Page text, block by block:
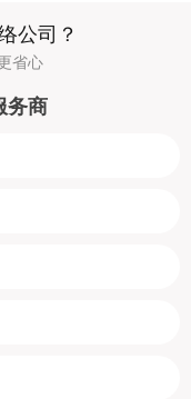
公司？
省心
务商